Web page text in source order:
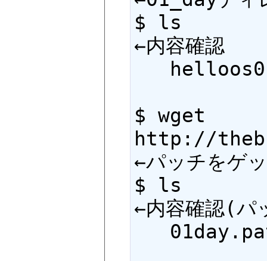
$ ls
←内容確認
$ wget
http://
←パッチをゲ
$ ls
←内容確認(パ